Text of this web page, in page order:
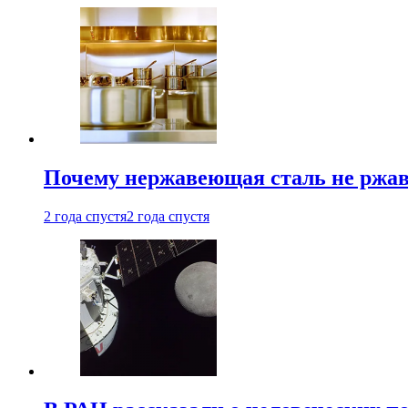
Почему нержавеющая сталь не
2 года спустя2 года спустя